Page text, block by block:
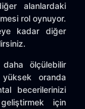
alanlardaki
rol oynuyor.
kadar diğer
ölçülebilir
oranda
becerilerinizi
için